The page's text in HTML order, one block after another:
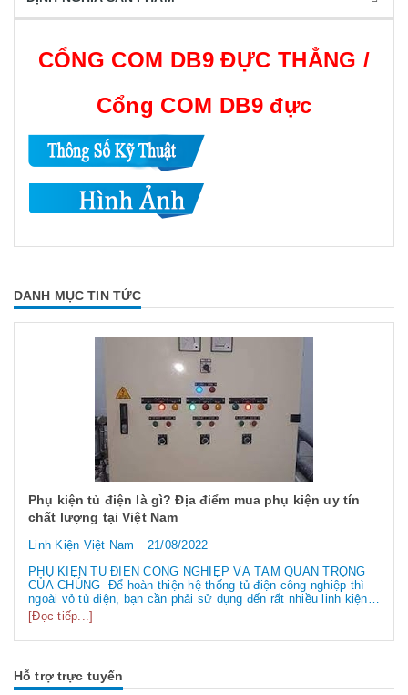
CỔNG COM DB9 ĐỰC THẲNG /
Cổng COM DB9 đực
DANH MỤC TIN TỨC
Phụ kiện tủ điện là gì? Địa điểm mua phụ kiện uy tín
chất lượng tại Việt Nam
Linh Kiện Việt Nam
21/08/2022
PHỤ KIỆN TỦ ĐIỆN CÔNG NGHIỆP VÀ TẦM QUAN TRỌNG
CỦA CHÚNG Để hoàn thiện hệ thống tủ điện công nghiệp thì
ngoài vỏ tủ điện, bạn cần phải sử dụng đến rất nhiều linh kiện
tủ điện công nghiệp khác nhau. Vậy các loại phụ kiện tủ điện
công nghiệp bao gồm những gì? Chúng có tác dụng như thế
nào hãy...
[Đọc tiếp...]
Hỗ trợ trực tuyến